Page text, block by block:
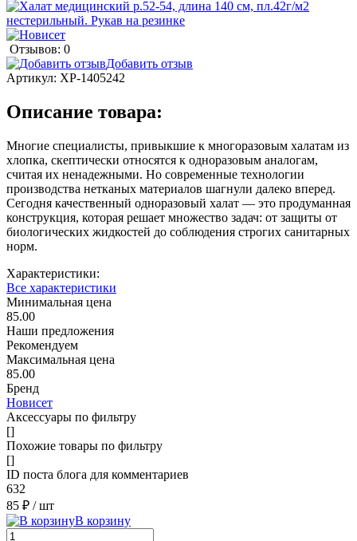
Отзывов: 0
Добавить отзыв
Артикул: ХР-1405242
Описание товара:
Многие специалисты, привыкшие к многоразовым халатам из
хлопка, скептически относятся к одноразовым аналогам,
считая их ненадежными. Но современные технологии
производства нетканых материалов шагнули далеко вперед.
Сегодня качественный одноразовый халат — это продуманная
конструкция, которая решает множество задач: от защиты от
биологических жидкостей до соблюдения строгих санитарных
норм.
Характеристики:
Все характеристики
Минимальная цена
85.00
Наши предложения
Рекомендуем
Максимальная цена
85.00
Бренд
Новисет
Аксессуары по фильтру
[]
Похожие товары по фильтру
[]
ID поста блога для комментариев
632
85 ₽ / шт
В корзину